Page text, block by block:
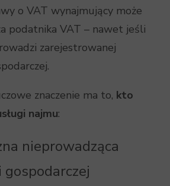
o VAT wynajmujący może
podatnika VAT – nawet jeśli
zarejestrowanej
znaczenie ma to, kto
najmu:
nieprowadząca
gospodarczej